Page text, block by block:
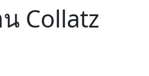
Collatz